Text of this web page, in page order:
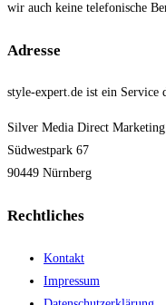
wir auch keine telefonische
Adresse
style-expert.de ist ein
Silver Media Direct
Südwestpark 67
90449 Nürnberg
Rechtliches
Kontakt
Impressum